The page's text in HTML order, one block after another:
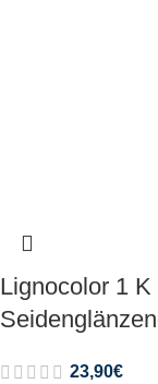
Lignocolor 1
23,90€